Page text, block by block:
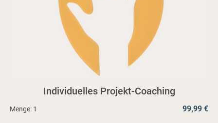
Individuelles Projekt-Coaching
Menge: 1 99,99 €